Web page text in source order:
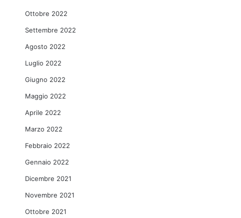
Ottobre 2022
Settembre 2022
Agosto 2022
Luglio 2022
Giugno 2022
Maggio 2022
Aprile 2022
Marzo 2022
Febbraio 2022
Gennaio 2022
Dicembre 2021
Novembre 2021
Ottobre 2021